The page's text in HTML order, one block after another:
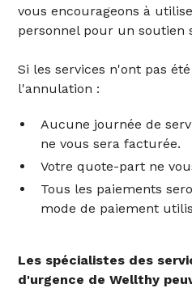
vous encourageons à
personnel pour un soutien
‍Si les services n'ont pas
l'annulation :
Aucune journée de
ne vous sera facturée.
Votre quote-part ne
Tous les paiements
mode de paiement
Les spécialistes des
d'urgence de Wellthy